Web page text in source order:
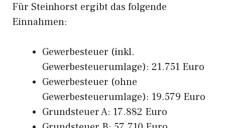
Für Steinhorst ergibt das folgende
Einnahmen:
Gewerbesteuer (inkl.
Gewerbesteuerumlage): 21.751 Euro
Gewerbesteuer (ohne
Gewerbesteuerumlage): 19.579 Euro
Grundsteuer A: 17.882 Euro